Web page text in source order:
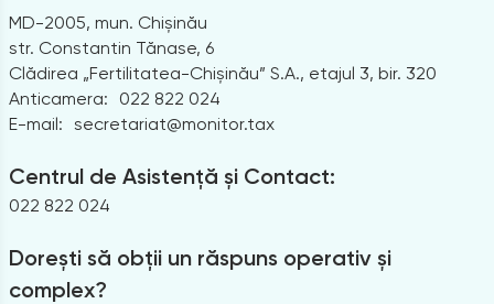
MD-2005, mun. Chișinău
str. Constantin Tănase, 6
Clădirea „Fertilitatea-Chișinău” S.A., etajul 3, bir. 320
Anticamera:
022 822 024
E-mail: secretariat@monitor.tax
Centrul de Asistență și Contact:
022 822 024
Dorești să obții un răspuns operativ și
complex?